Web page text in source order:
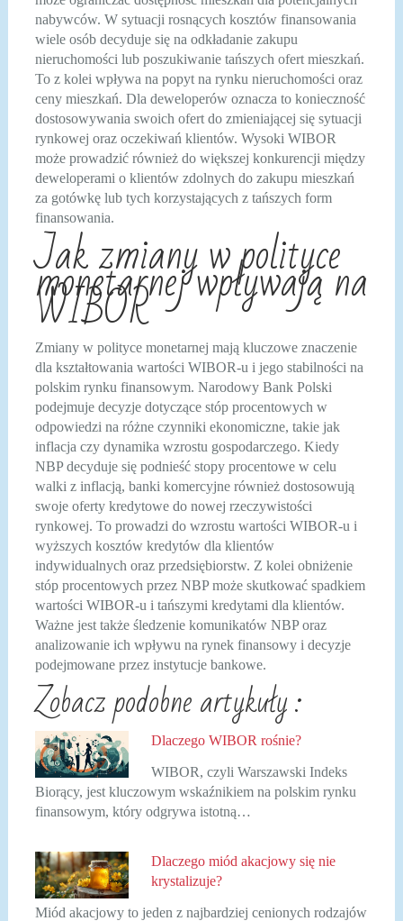
nabywców. W sytuacji rosnących kosztów finansowania
wiele osób decyduje się na odkładanie zakupu
nieruchomości lub poszukiwanie tańszych ofert mieszkań.
To z kolei wpływa na popyt na rynku nieruchomości oraz
ceny mieszkań. Dla deweloperów oznacza to konieczność
dostosowywania swoich ofert do zmieniającej się sytuacji
rynkowej oraz oczekiwań klientów. Wysoki WIBOR
może prowadzić również do większej konkurencji między
deweloperami o klientów zdolnych do zakupu mieszkań
za gotówkę lub tych korzystających z tańszych form
finansowania.
Jak zmiany w polityce
monetarnej wpływają na
WIBOR
Zmiany w polityce monetarnej mają kluczowe znaczenie
dla kształtowania wartości WIBOR-u i jego stabilności na
polskim rynku finansowym. Narodowy Bank Polski
podejmuje decyzje dotyczące stóp procentowych w
odpowiedzi na różne czynniki ekonomiczne, takie jak
inflacja czy dynamika wzrostu gospodarczego. Kiedy
NBP decyduje się podnieść stopy procentowe w celu
walki z inflacją, banki komercyjne również dostosowują
swoje oferty kredytowe do nowej rzeczywistości
rynkowej. To prowadzi do wzrostu wartości WIBOR-u i
wyższych kosztów kredytów dla klientów
indywidualnych oraz przedsiębiorstw. Z kolei obniżenie
stóp procentowych przez NBP może skutkować spadkiem
wartości WIBOR-u i tańszymi kredytami dla klientów.
Ważne jest także śledzenie komunikatów NBP oraz
analizowanie ich wpływu na rynek finansowy i decyzje
podejmowane przez instytucje bankowe.
Zobacz podobne artykuły :
Dlaczego WIBOR rośnie?
WIBOR, czyli Warszawski Indeks
Biorący, jest kluczowym wskaźnikiem na polskim rynku
finansowym, który odgrywa istotną…
Dlaczego miód akacjowy się nie
krystalizuje?
Miód akacjowy to jeden z najbardziej cenionych rodzajów